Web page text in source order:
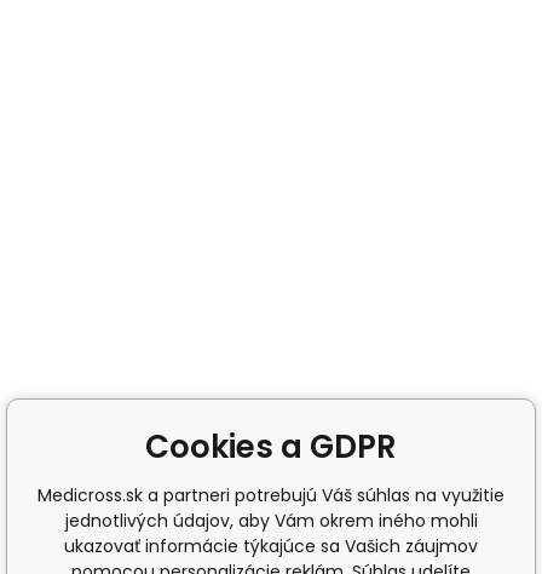
Cookies a GDPR
Medicross.sk a partneri potrebujú Váš súhlas na využitie
jednotlivých údajov, aby Vám okrem iného mohli
ukazovať informácie týkajúce sa Vašich záujmov